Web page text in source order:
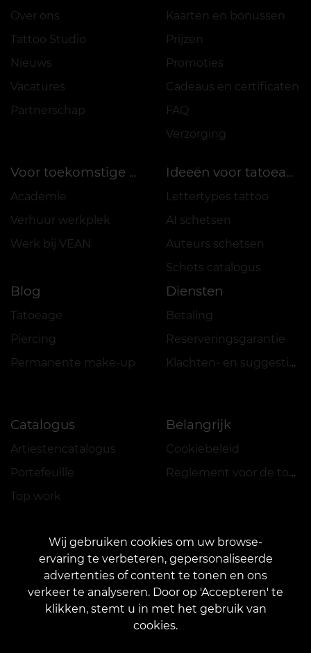
Over ons
Tattoo Studio
Nieuws
Vacatures
Partnerschap
Kaarten en bonussen
Prijzen
Promoties
Cadeaus en certificaten
FAQ
Verzorging
Voor toekomstige meesters
Academie
Verhuur werkplek
Werk bij VEAN
Ideeën voor tatoeages
Lettertypes tattoo
AI schetsen
Auteurs schetsen
Schets catalogus
Blog
Tatoeage
Piercing
Permanente make-up
Diensten
Betaling
Reserveringsgarantie
Klachten- en suggestiesboek
Catalogus
Artiestencatalogus
Portefeuille
Top work
Belangrijk
Cookiebeleid
Reglement voor de toepassing van acties
CONTACT
Contacteer ons:customers@vean-tattoo.nl
marketing.veantattoo@gmail.com
Wij gebruiken cookies om uw browse-
ervaring te verbeteren, gepersonaliseerde
advertenties of content te tonen en ons
verkeer te analyseren. Door op 'Accepteren' te
klikken, stemt u in met het gebruik van
cookies.